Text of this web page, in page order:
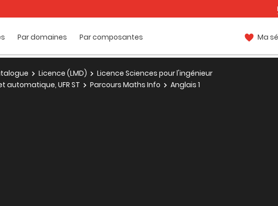
Par domaines Par composantes Ma
Licence (LMD)
Licence Sciences pour l'ingénieur
automatique, UFR ST
Parcours Maths Info Anglais 1